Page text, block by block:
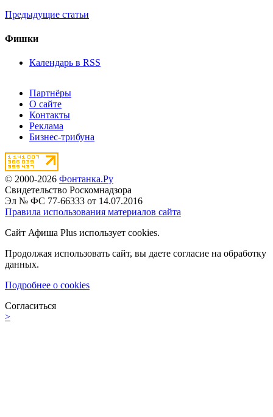
Предыдущие статьи
Фишки
Календарь в RSS
Партнёры
О сайте
Контакты
Реклама
Бизнес-трибуна
© 2000-2026 Фонтанка.Ру
Свидетельство Роскомнадзора
Эл № ФС 77-66333 от 14.07.2016
Правила использования материалов сайта
Сайт Афиша Plus использует cookies.
Продолжая использовать сайт, вы даете согласие на обработку
данных.
Подробнее о cookies
Согласиться
>